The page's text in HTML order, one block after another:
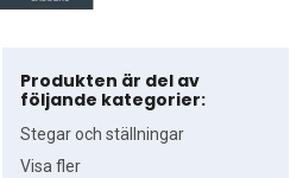
Produkten är del av
följande kategorier:
Stegar och ställningar
Visa fler